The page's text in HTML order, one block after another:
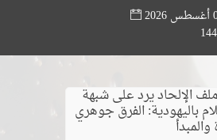
تدعم المواهب القرآنية.. ختام مسابقة
الإلحاد يرد على شبهة
باليهودية: الفرق جوهري